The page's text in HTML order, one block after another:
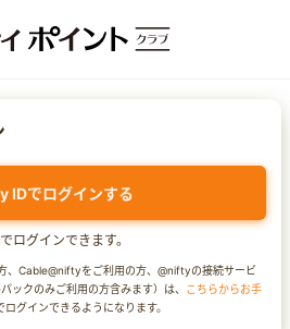
IDでログインする
ログインできます。
、Cable@niftyをご利用の方、@niftyの接続サービ
ックのみご利用の方含みます）は、 こちらからお手
グインできるようになります。